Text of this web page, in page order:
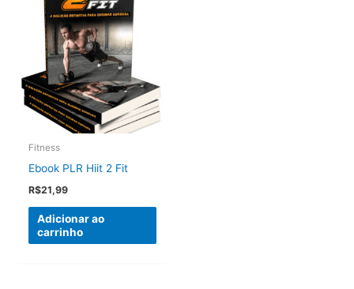
Fitness
Ebook PLR Hiit 2 Fit
R$21,99
Adicionar ao
carrinho